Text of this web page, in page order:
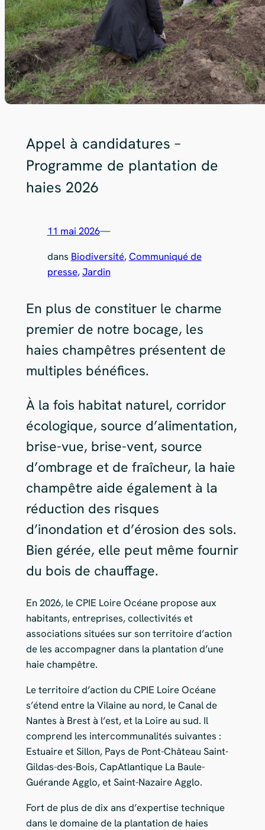
Appel à candidatures –
Programme de plantation de
haies 2026
11 mai 2026—
dans Biodiversité, Communiqué de
presse, Jardin
En plus de constituer le charme
premier de notre bocage, les
haies champêtres présentent de
multiples bénéfices.
À la fois habitat naturel, corridor
écologique, source d’alimentation,
brise-vue, brise-vent, source
d’ombrage et de fraîcheur, la haie
champêtre aide également à la
réduction des risques
d’inondation et d’érosion des sols.
Bien gérée, elle peut même fournir
du bois de chauffage.
En 2026, le CPIE Loire Océane propose aux
habitants, entreprises, collectivités et
associations situées sur son territoire d’action
de les accompagner dans la plantation d’une
haie champêtre.
Le territoire d’action du CPIE Loire Océane
s’étend entre la Vilaine au nord, le Canal de
Nantes à Brest à l’est, et la Loire au sud. Il
comprend les intercommunalités suivantes :
Estuaire et Sillon, Pays de Pont-Château Saint-
Gildas-des-Bois, CapAtlantique La Baule-
Guérande Agglo, et Saint-Nazaire Agglo.
Fort de plus de dix ans d’expertise technique
dans le domaine de la plantation de haies